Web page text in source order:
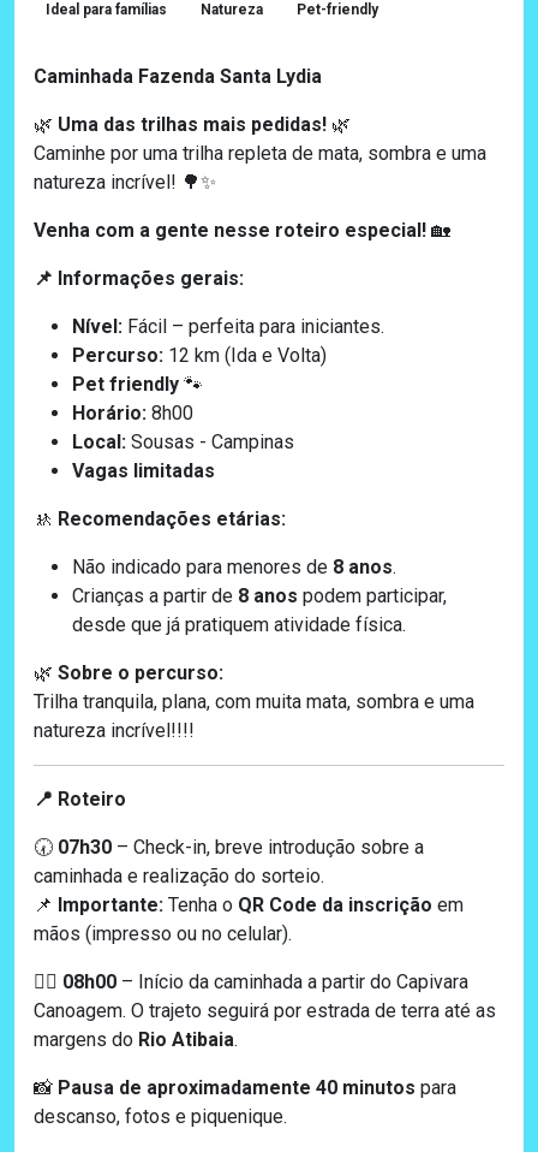
Ideal para famílias Natureza Pet-friendly
Caminhada Fazenda Santa Lydia
🌿 Uma das trilhas mais pedidas! 🌿
Caminhe por uma trilha repleta de mata, sombra e uma
natureza incrível! 🌳✨
Venha com a gente nesse roteiro especial! 🏡
📌 Informações gerais:
Nível: Fácil – perfeita para iniciantes.
Percurso: 12 km (Ida e Volta)
Pet friendly 🐾
Horário: 8h00
Local: Sousas - Campinas
Vagas limitadas
🚸 Recomendações etárias:
Não indicado para menores de 8 anos.
Crianças a partir de 8 anos podem participar,
desde que já pratiquem atividade física.
🌿 Sobre o percurso:
Trilha tranquila, plana, com muita mata, sombra e uma
natureza incrível!!!!
📍 Roteiro
🕢 07h30 – Check-in, breve introdução sobre a
caminhada e realização do sorteio.
📌 Importante: Tenha o QR Code da inscrição em
mãos (impresso ou no celular).
🚶‍♂️ 08h00 – Início da caminhada a partir do Capivara
Canoagem. O trajeto seguirá por estrada de terra até as
margens do Rio Atibaia.
📸 Pausa de aproximadamente 40 minutos para
descanso, fotos e piquenique.